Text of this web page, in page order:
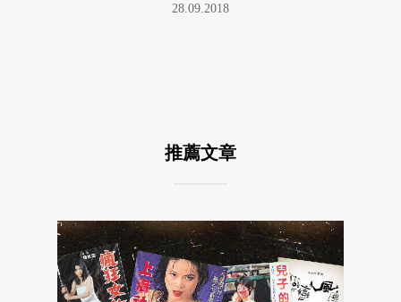
28.09.2018
推薦文章